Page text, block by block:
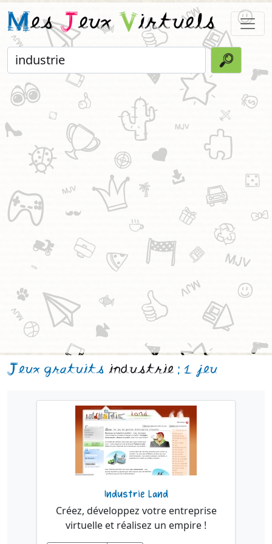
MesJeuxVirtuels
Jeux gratuits industrie : 1 jeu
Industrie Land
Créez, développez votre entreprise
virtuelle et réalisez un empire !